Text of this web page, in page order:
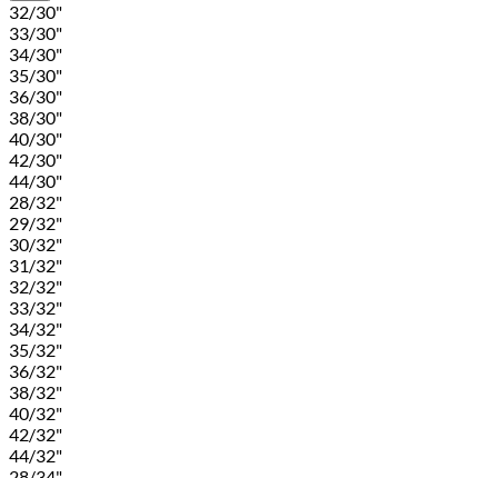
32/30"
33/30"
34/30"
35/30"
36/30"
38/30"
40/30"
42/30"
44/30"
28/32"
29/32"
30/32"
31/32"
32/32"
33/32"
34/32"
35/32"
36/32"
38/32"
40/32"
42/32"
44/32"